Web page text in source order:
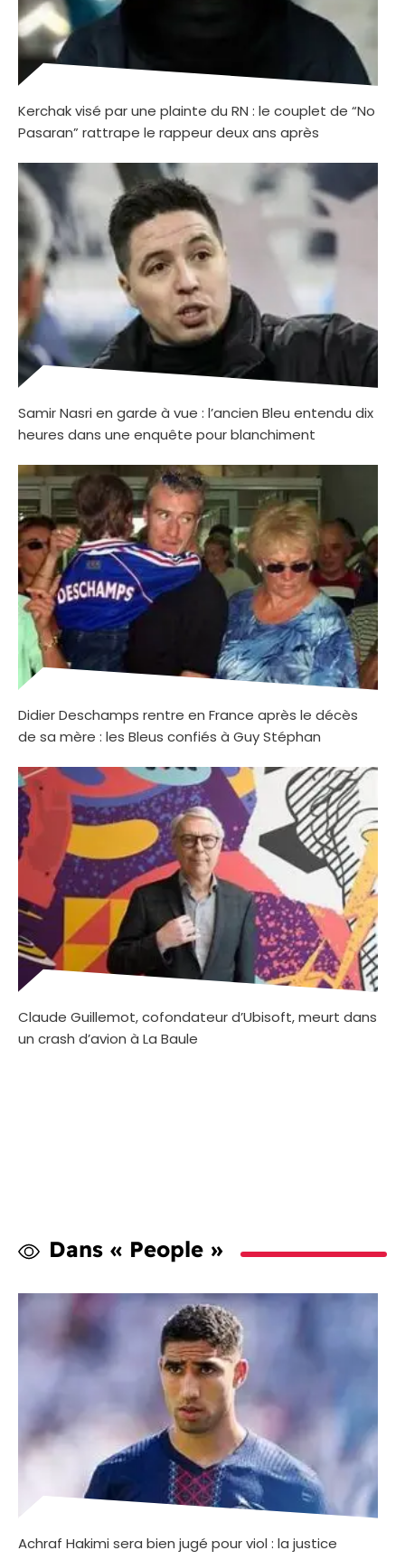
Kerchak visé par une plainte du RN : le couplet de “No
Pasaran” rattrape le rappeur deux ans après
Samir Nasri en garde à vue : l’ancien Bleu entendu dix
heures dans une enquête pour blanchiment
Didier Deschamps rentre en France après le décès
de sa mère : les Bleus confiés à Guy Stéphan
Claude Guillemot, cofondateur d’Ubisoft, meurt dans
un crash d’avion à La Baule
Dans « People »
Achraf Hakimi sera bien jugé pour viol : la justice